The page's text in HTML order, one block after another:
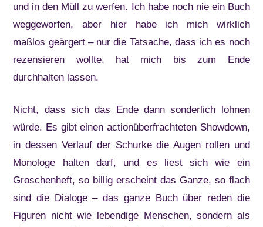
und in den Müll zu werfen. Ich habe noch nie ein Buch
weggeworfen, aber hier habe ich mich wirklich
maßlos geärgert – nur die Tatsache, dass ich es noch
rezensieren wollte, hat mich bis zum Ende
durchhalten lassen.
Nicht, dass sich das Ende dann sonderlich lohnen
würde. Es gibt einen actionüberfrachteten Showdown,
in dessen Verlauf der Schurke die Augen rollen und
Monologe halten darf, und es liest sich wie ein
Groschenheft, so billig erscheint das Ganze, so flach
sind die Dialoge – das ganze Buch über reden die
Figuren nicht wie lebendige Menschen, sondern als